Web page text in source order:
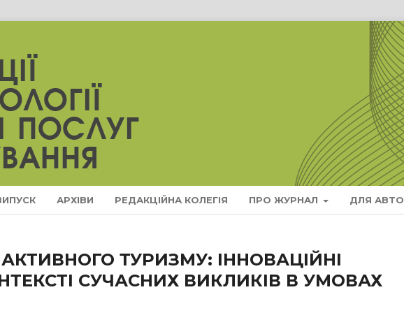
АРХІВИ РЕДАКЦІЙНА КОЛЕГІЯ ПРО ЖУРНАЛ ДЛЯ
АКТИВНОГО ТУРИЗМУ: ІННОВАЦІЙНІ
СУЧАСНИХ ВИКЛИКІВ В УМОВАХ